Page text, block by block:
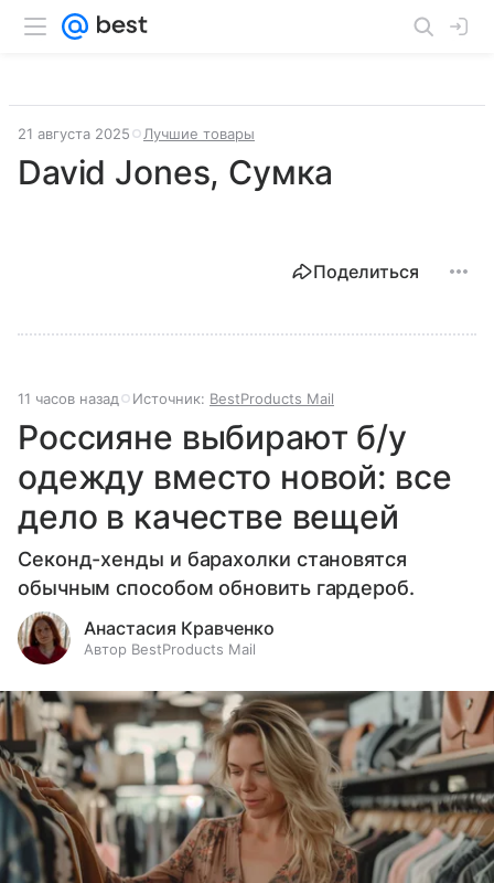
21 августа 2025 Лучшие товары
David Jones, Сумка
Поделиться
11 часов назад Источник: BestProducts Mail
Россияне выбирают б/у
одежду вместо новой: все
дело в качестве вещей
Секонд-хенды и барахолки становятся
обычным способом обновить гардероб.
Анастасия Кравченко
Автор BestProducts Mail